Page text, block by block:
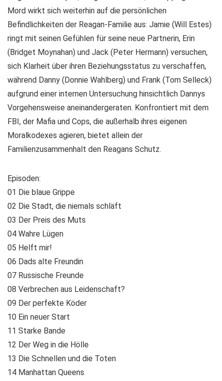
Mord wirkt sich weiterhin auf die persönlichen
Befindlichkeiten der Reagan-Familie aus: Jamie (Will Estes)
ringt mit seinen Gefühlen für seine neue Partnerin, Erin
(Bridget Moynahan) und Jack (Peter Hermann) versuchen,
sich Klarheit über ihren Beziehungsstatus zu verschaffen,
während Danny (Donnie Wahlberg) und Frank (Tom Selleck)
aufgrund einer internen Untersuchung hinsichtlich Dannys
Vorgehensweise aneinandergeraten. Konfrontiert mit dem
FBI, der Mafia und Cops, die außerhalb ihres eigenen
Moralkodexes agieren, bietet allein der
Familienzusammenhalt den Reagans Schutz.
Episoden:
01 Die blaue Grippe
02 Die Stadt, die niemals schläft
03 Der Preis des Muts
04 Wahre Lügen
05 Helft mir!
06 Dads alte Freundin
07 Russische Freunde
08 Verbrechen aus Leidenschaft?
09 Der perfekte Köder
10 Ein neuer Start
11 Starke Bande
12 Der Weg in die Hölle
13 Die Schnellen und die Toten
14 Manhattan Queens